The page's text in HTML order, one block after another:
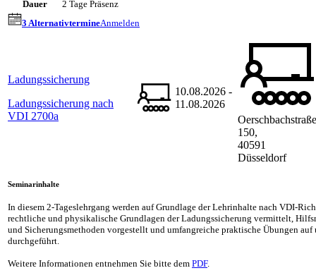
Dauer
2 Tage Präsenz
3 AlternativtermineAnmelden
Ladungssicherung
Ladungssicherung nach
VDI 2700a
10.08.2026 -
11.08.2026
Oerschbachstraße
150,
40591
Düsseldorf
Seminarinhalte
In diesem 2-Tageslehrgang werden auf Grundlage der Lehrinhalte nach VDI-
rechtliche und physikalische Grundlagen der Ladungssicherung vermittelt,
und Sicherungsmethoden vorgestellt und umfangreiche praktische Übungen auf
durchgeführt.
Weitere Informationen entnehmen Sie bitte dem PDF.